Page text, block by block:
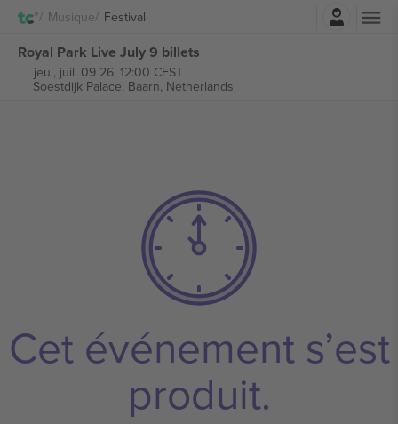
Musique Festival
Royal Park Live July 9 billets
jeu., juil. 09 26, 12:00 CEST
Soestdijk Palace, Baarn, Netherlands
Cet événement s’est
produit.